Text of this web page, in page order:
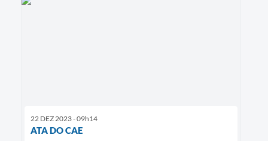
22 DEZ 2023 - 09h14
ATA DO CAE